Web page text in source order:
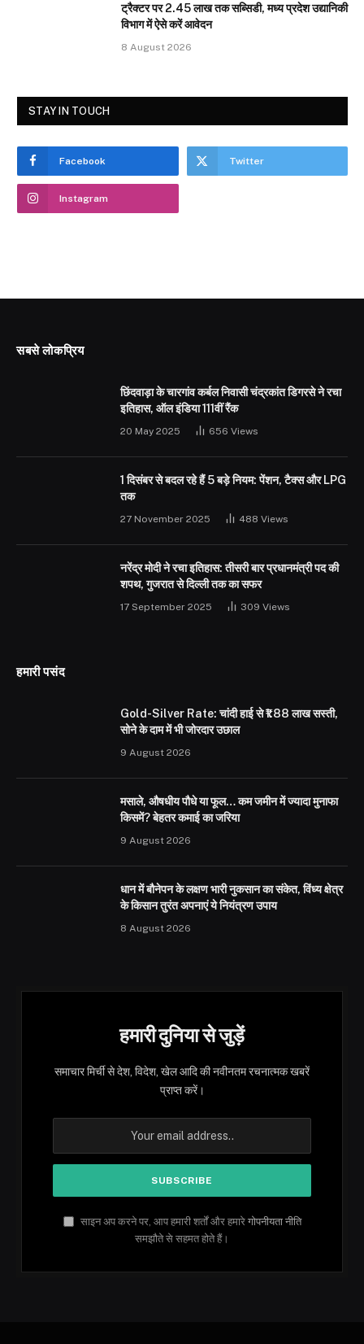
ट्रैक्टर पर 2.45 लाख तक सब्सिडी, मध्य प्रदेश उद्यानिकी
विभाग में ऐसे करें आवेदन
8 August 2026
STAY IN TOUCH
Facebook Twitter
Instagram
सबसे लोकप्रिय
छिंदवाड़ा के चारगांव कर्बल निवासी चंद्रकांत डिगरसे ने रचा
इतिहास, ऑल इंडिया 111वीं रैंक
20 May 2025 656 Views
1 दिसंबर से बदल रहे हैं 5 बड़े नियम: पेंशन, टैक्स और LPG
तक
27 November 2025 488 Views
नरेंद्र मोदी ने रचा इतिहास: तीसरी बार प्रधानमंत्री पद की
शपथ, गुजरात से दिल्ली तक का सफर
17 September 2025 309 Views
हमारी पसंद
Gold-Silver Rate: चांदी हाई से ₹1.88 लाख सस्ती,
सोने के दाम में भी जोरदार उछाल
9 August 2026
मसाले, औषधीय पौधे या फूल… कम जमीन में ज्यादा मुनाफा
किसमें? बेहतर कमाई का जरिया
9 August 2026
धान में बौनेपन के लक्षण भारी नुकसान का संकेत, विंध्य क्षेत्र
के किसान तुरंत अपनाएं ये नियंत्रण उपाय
8 August 2026
हमारी दुनिया से जुड़ें
समाचार मिर्ची से देश, विदेश, खेल आदि की नवीनतम रचनात्मक खबरें
प्राप्त करें।
साइन अप करने पर, आप हमारी शर्तों और हमारे गोपनीयता नीति
समझौते से सहमत होते हैं।